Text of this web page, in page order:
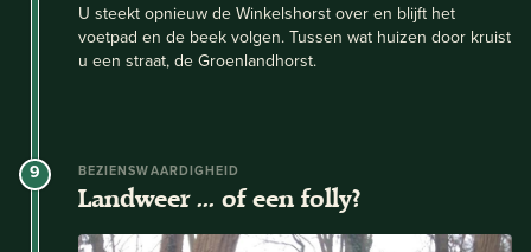
U steekt opnieuw de Winkelshorst over en blijft het
voetpad en de beek volgen. Tussen wat huizen door kruist
u een straat, de Groenlandhorst.
9 BEZIENSWAARDIGHEID
Landweer ... of een folly?